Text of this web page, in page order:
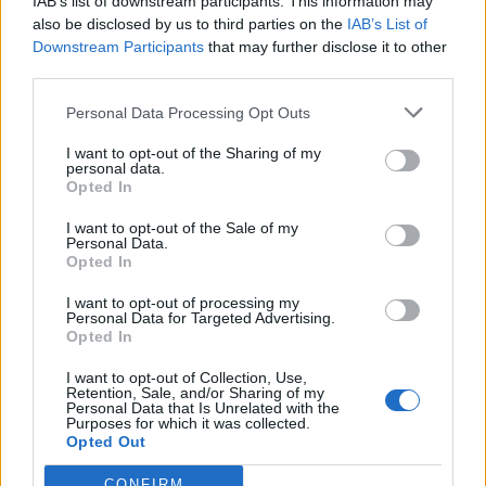
also be disclosed by us to third parties on the IAB’s List of
Downstream Participants that may further disclose it to other
Personal Data Processing Opt Outs
I want to opt-out of the Sharing of my
personal data.
Opted In
I want to opt-out of the Sale of my
Personal Data.
Opted In
I want to opt-out of processing my
Personal Data for Targeted Advertising.
Opted In
I want to opt-out of Collection, Use,
Retention, Sale, and/or Sharing of my
Personal Data that Is Unrelated with the
Purposes for which it was collected.
Opted Out
08/08/2026 - 13:44 ΕΠΙΧΕΙΡΗΣΕΙΣ
Χρηματιστήριο Αθηνών: Εβδομαδιαία άνοδος
Διευρύνεται η πρωτοβουλία για τις τιμές στο ράφι
με 916 προϊόντα
08/08/2026 - 12:12
Health Monitoring: Η εθνική υποδομή για την
αξιοποίηση των δεδομένων υγείας προς όφελος
08/08/2026 - 11:48 ΥΓΕΙΑ
ευρώ ανοίγει δρόμο για δάνεια έως 5 δισ. σε
μικρομεσαίες
08/08/2026 - 11:22 ΤΡΑΠΕΖΕΣ
5G παντού, 6G στον ορίζοντα: Πού βρίσκεται η